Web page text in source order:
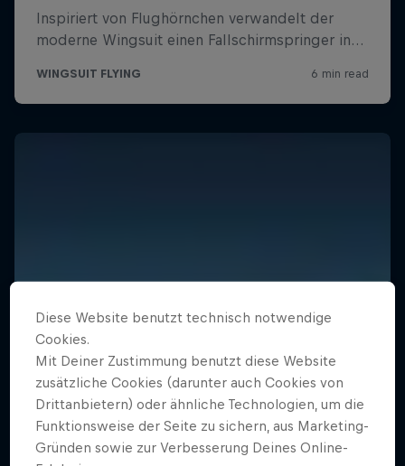
Diese Website benutzt technisch notwendige
Cookies.
Mit Deiner Zustimmung benutzt diese Website
zusätzliche Cookies (darunter auch Cookies von
Drittanbietern) oder ähnliche Technologien, um die
Funktionsweise der Seite zu sichern, aus Marketing-
Gründen sowie zur Verbesserung Deines Online-